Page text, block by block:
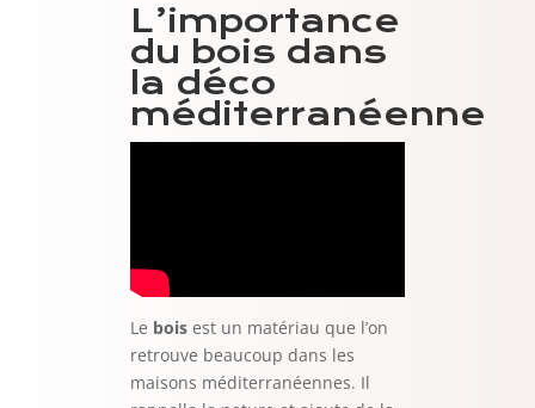
L’importance
du bois dans
la déco
méditerranéenne
Le boisest un matériau que l’on
retrouve beaucoup dans les
maisons méditerranéennes. Il